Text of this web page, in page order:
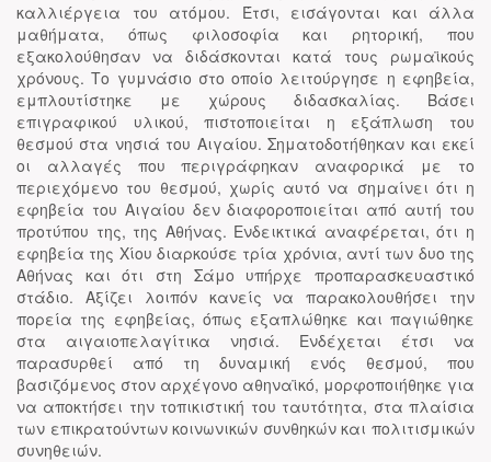
καλλιέργεια του ατόμου. Έτσι, εισάγονται και άλλα
μαθήματα, όπως φιλοσοφία και ρητορική, που
εξακολούθησαν να διδάσκονται κατά τους ρωμαϊκούς
χρόνους. Το γυμνάσιο στο οποίο λειτούργησε η εφηβεία,
εμπλουτίστηκε με χώρους διδασκαλίας. Βάσει
επιγραφικού υλικού, πιστοποιείται η εξάπλωση του
θεσμού στα νησιά του Αιγαίου. Σηματοδοτήθηκαν και εκεί
οι αλλαγές που περιγράφηκαν αναφορικά με το
περιεχόμενο του θεσμού, χωρίς αυτό να σημαίνει ότι η
εφηβεία του Αιγαίου δεν διαφοροποιείται από αυτή του
προτύπου της, της Αθήνας. Ενδεικτικά αναφέρεται, ότι η
εφηβεία της Χίου διαρκούσε τρία χρόνια, αντί των δυο της
Αθήνας και ότι στη Σάμο υπήρχε προπαρασκευαστικό
στάδιο. Αξίζει λοιπόν κανείς να παρακολουθήσει την
πορεία της εφηβείας, όπως εξαπλώθηκε και παγιώθηκε
στα αιγαιοπελαγίτικα νησιά. Ενδέχεται έτσι να
παρασυρθεί από τη δυναμική ενός θεσμού, που
βασιζόμενος στον αρχέγονο αθηναϊκό, μορφοποιήθηκε για
να αποκτήσει την τοπικιστική του ταυτότητα, στα πλαίσια
των επικρατούντων κοινωνικών συνθηκών και πολιτισμικών
συνηθειών.